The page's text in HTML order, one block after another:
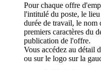
Pour chaque offre
l'intitulé du poste, le
durée de travail, le nom
premiers caractères du
publication de l'offre.
Vous accédez au détail
ou sur le logo sur la